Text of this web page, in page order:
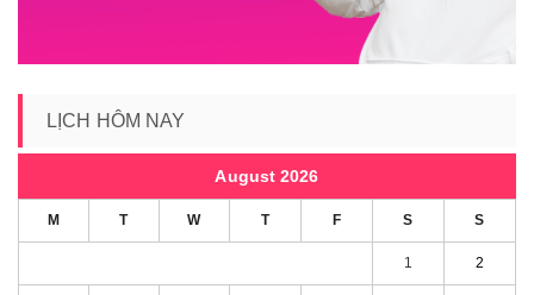
LỊCH HÔM NAY
August 2026
M T W T F S S
1 2